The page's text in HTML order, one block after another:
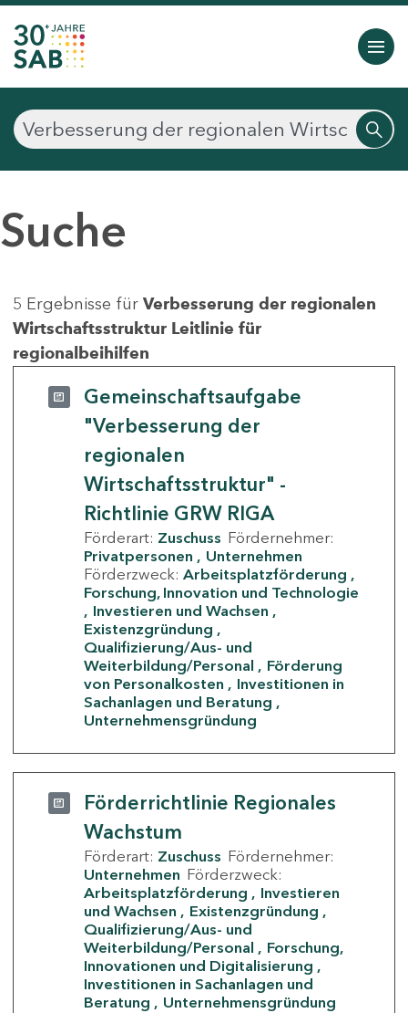
Suche
5 Ergebnisse für Verbesserung der regionalen
Wirtschaftsstruktur Leitlinie für
regionalbeihilfen
Gemeinschaftsaufgabe
"Verbesserung der
regionalen
Wirtschaftsstruktur" -
Richtlinie GRW RIGA
Förderart: Zuschuss Fördernehmer:
Privatpersonen
Unternehmen
Förderzweck: Arbeitsplatzförderung
Forschung, Innovation und Technologie
Investieren und Wachsen
Existenzgründung
Qualifizierung/Aus- und
Weiterbildung/Personal
Förderung
von Personalkosten
Investitionen in
Sachanlagen und Beratung
Unternehmensgründung
Förderrichtlinie Regionales
Wachstum
Förderart: Zuschuss Fördernehmer:
Unternehmen Förderzweck:
Arbeitsplatzförderung
Investieren
und Wachsen
Existenzgründung
Qualifizierung/Aus- und
Weiterbildung/Personal
Forschung,
Innovationen und Digitalisierung
Investitionen in Sachanlagen und
Beratung
Unternehmensgründung